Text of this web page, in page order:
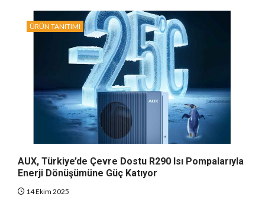
ÜRÜN TANITIMI
AUX, Türkiye’de Çevre Dostu R290 Isı Pompalarıyla
Enerji Dönüşümüne Güç Katıyor
14 Ekim 2025